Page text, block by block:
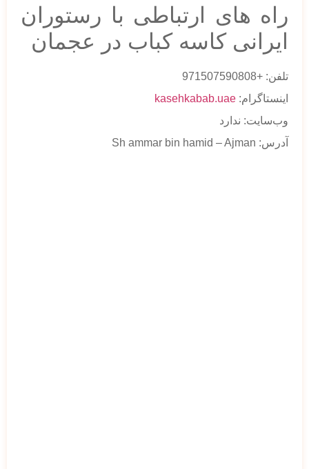
راه های ارتباطی با رستوران
ایرانی کاسه کباب در عجمان
تلفن: +971507590808
اینستاگرام: kasehkabab.uae
وب‌سایت: ندارد
آدرس: Sh ammar bin hamid – Ajman